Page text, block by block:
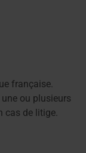
française.
ou plusieurs
cas de litige.